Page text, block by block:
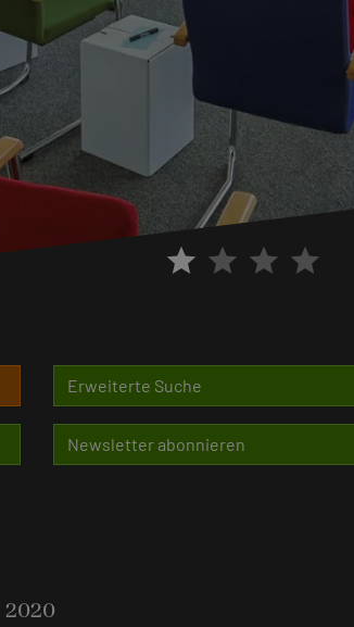
star star star star
Erweiterte Suche
Newsletter abonnieren